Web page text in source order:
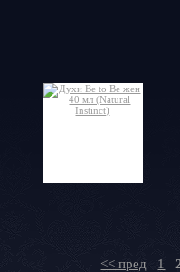
<< пред 1